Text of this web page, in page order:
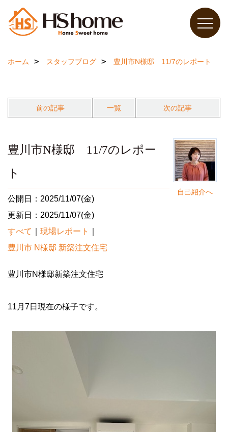
ホーム スタッフブログ 豊川市N様邸 11/7のレポート
前の記事 一覧 次の記事
自己紹介へ
豊川市N様邸 11/7のレポー
ト
公開日：2025/11/07(金)
更新日：2025/11/07(金)
すべて
現場レポート
豊川市 N様邸 新築注文住宅
豊川市N様邸新築注文住宅
11月7日現在の様子です。